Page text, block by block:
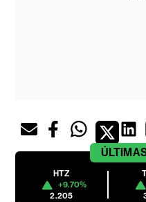
HTZ
+9.70%
2.205